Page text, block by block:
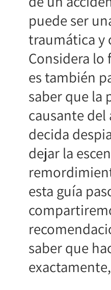
puede ser
traumática y
Considera lo
es también
saber que la
causante del
decida
dejar la
esta guía
saber que
exactamente,